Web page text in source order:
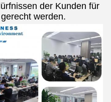
der Kunden für
werden.